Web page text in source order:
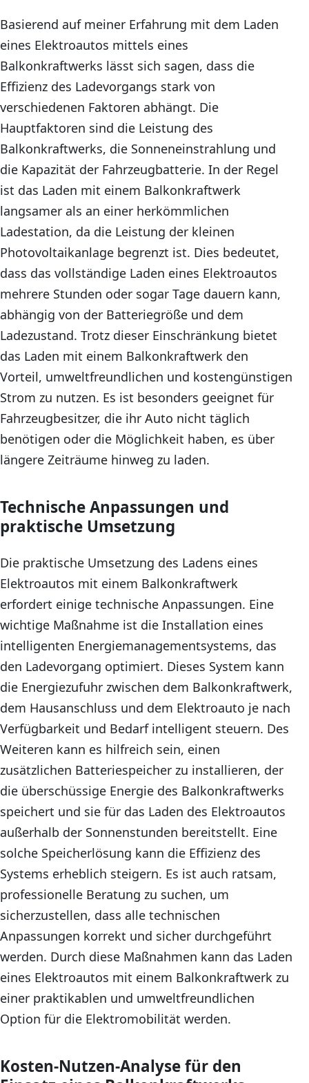
Basierend auf meiner Erfahrung mit dem Laden
eines Elektroautos mittels eines
Balkonkraftwerks lässt sich sagen, dass die
Effizienz des Ladevorgangs stark von
verschiedenen Faktoren abhängt. Die
Hauptfaktoren sind die Leistung des
Balkonkraftwerks, die Sonneneinstrahlung und
die Kapazität der Fahrzeugbatterie. In der Regel
ist das Laden mit einem Balkonkraftwerk
langsamer als an einer herkömmlichen
Ladestation, da die Leistung der kleinen
Photovoltaikanlage begrenzt ist. Dies bedeutet,
dass das vollständige Laden eines Elektroautos
mehrere Stunden oder sogar Tage dauern kann,
abhängig von der Batteriegröße und dem
Ladezustand. Trotz dieser Einschränkung bietet
das Laden mit einem Balkonkraftwerk den
Vorteil, umweltfreundlichen und kostengünstigen
Strom zu nutzen. Es ist besonders geeignet für
Fahrzeugbesitzer, die ihr Auto nicht täglich
benötigen oder die Möglichkeit haben, es über
längere Zeiträume hinweg zu laden.
Technische Anpassungen und
praktische Umsetzung
Die praktische Umsetzung des Ladens eines
Elektroautos mit einem Balkonkraftwerk
erfordert einige technische Anpassungen. Eine
wichtige Maßnahme ist die Installation eines
intelligenten Energiemanagementsystems, das
den Ladevorgang optimiert. Dieses System kann
die Energiezufuhr zwischen dem Balkonkraftwerk,
dem Hausanschluss und dem Elektroauto je nach
Verfügbarkeit und Bedarf intelligent steuern. Des
Weiteren kann es hilfreich sein, einen
zusätzlichen Batteriespeicher zu installieren, der
die überschüssige Energie des Balkonkraftwerks
speichert und sie für das Laden des Elektroautos
außerhalb der Sonnenstunden bereitstellt. Eine
solche Speicherlösung kann die Effizienz des
Systems erheblich steigern. Es ist auch ratsam,
professionelle Beratung zu suchen, um
sicherzustellen, dass alle technischen
Anpassungen korrekt und sicher durchgeführt
werden. Durch diese Maßnahmen kann das Laden
eines Elektroautos mit einem Balkonkraftwerk zu
einer praktikablen und umweltfreundlichen
Option für die Elektromobilität werden.
Kosten-Nutzen-Analyse für den